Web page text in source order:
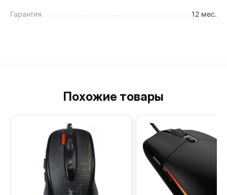
Гарантия 12 мес.
Похожие товары